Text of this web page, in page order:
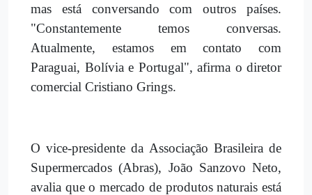
mas está conversando com outros países.
"Constantemente temos conversas.
Atualmente, estamos em contato com
Paraguai, Bolívia e Portugal", afirma o diretor
comercial Cristiano Grings.
O vice-presidente da Associação Brasileira de
Supermercados (Abras), João Sanzovo Neto,
avalia que o mercado de produtos naturais está